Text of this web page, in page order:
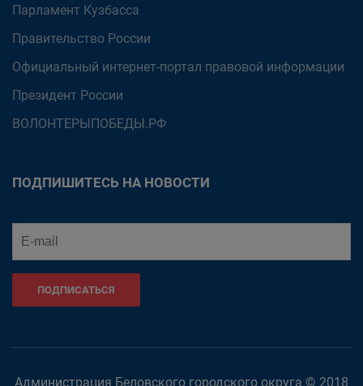
Парламент Кузбасса
Правительство России
Официальный интернет-портал правовой информации
Президент России
ВОЛОНТЕРЫПОБЕДЫ.РФ
ПОДПИШИТЕСЬ НА НОВОСТИ
ПОДПИСАТЬСЯ
Администрация Беловского городского округа © 2018